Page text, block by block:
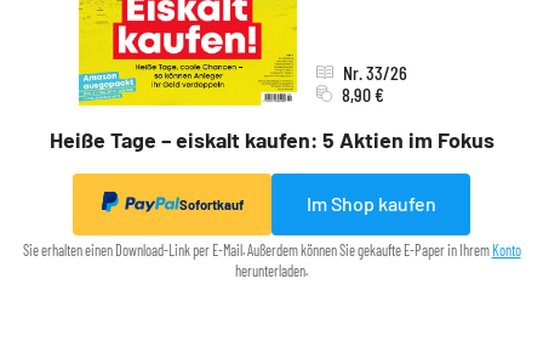
Heiße Tage – eiskalt kaufen: 5 Aktien im Fokus
Nr. 33/26
8,90 €
Sofortkauf Im Shop kaufen
Sie erhalten einen Download-Link per E-Mail. Außerdem können Sie gekaufte E-Paper in IhremKonto
herunterladen.